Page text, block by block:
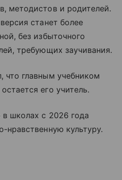
методистов и родителей.
станет более
без избыточного
требующих заучивания.
что главным учебником
его учитель.
школах с 2026 года
нравственную культуру.